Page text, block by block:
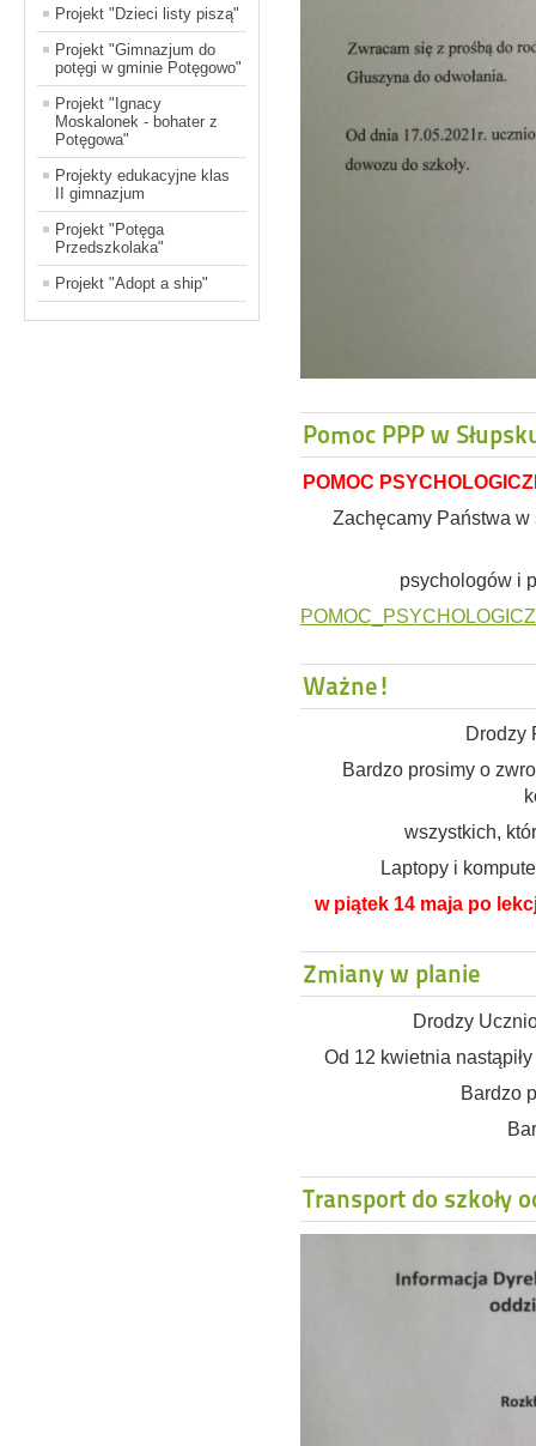
Projekt "Dzieci listy piszą"
Projekt "Gimnazjum do
potęgi w gminie Potęgowo"
Projekt "Ignacy
Moskalonek - bohater z
Potęgowa"
Projekty edukacyjne klas
II gimnazjum
Projekt "Potęga
Przedszkolaka"
Projekt "Adopt a ship"
Pomoc PPP w
POMOC
Zachęcamy Państwa
psychologów i
Ważne!
Drodzy
Bardzo prosimy o
wszystkich,
Laptopy i
w piątek 14 maja po
Zmiany w planie
Drodzy
Od 12 kwietnia
Bardzo
Transport do szkoły